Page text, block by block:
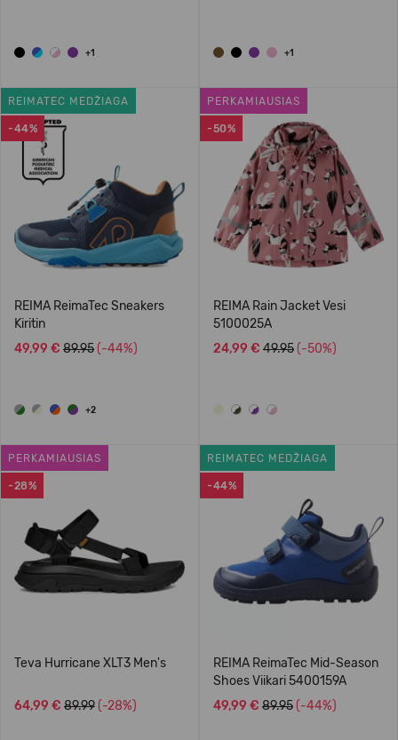
+1 +1
-44%
REIMATEC MEDŽIAGA
REIMA ReimaTec Sneakers
Kiritin
49,99 € 89.95 (-44%)
+2
-50%
PERKAMIAUSIAS
REIMA Rain Jacket Vesi
5100025A
24,99 € 49.95 (-50%)
-28%
PERKAMIAUSIAS
Teva Hurricane XLT3 Men's
64,99 € 89.99 (-28%)
-44%
REIMATEC MEDŽIAGA
REIMA ReimaTec Mid-Season
Shoes Viikari 5400159A
49,99 € 89.95 (-44%)